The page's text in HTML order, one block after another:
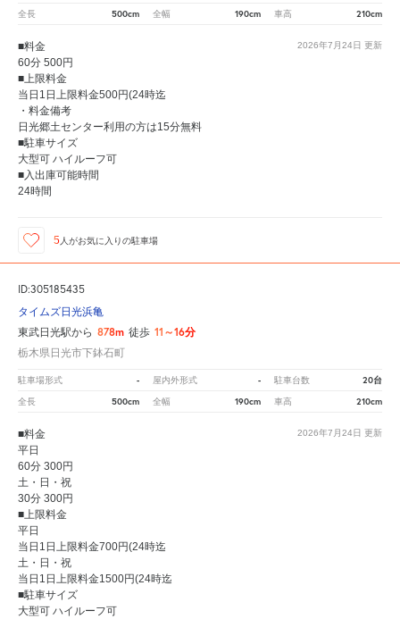
全長 500cm 全幅 190cm 車高 210cm
2026年7月24日 更新
■料金
60分 500円
■上限料金
当日1日上限料金500円(24時迄
・料金備考
日光郷土センター利用の方は15分無料
■駐車サイズ
大型可 ハイルーフ可
■入出庫可能時間
24時間
5人がお気に入りの駐車場
ID:305185435
タイムズ日光浜亀
東武日光駅から 878m 徒歩 11～16分
栃木県日光市下鉢石町
駐車場形式 - 屋内外形式 - 駐車台数 20台
全長 500cm 全幅 190cm 車高 210cm
2026年7月24日 更新
■料金
平日
60分 300円
土・日・祝
30分 300円
■上限料金
平日
当日1日上限料金700円(24時迄
土・日・祝
当日1日上限料金1500円(24時迄
■駐車サイズ
大型可 ハイルーフ可